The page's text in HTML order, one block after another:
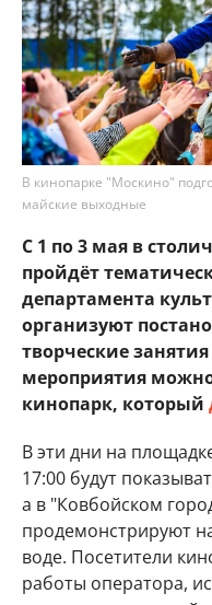
В кинопарке "Москино"
майские выходные
С 1 по 3 мая в
пройдёт
департамента
организуют
творческие
мероприятия
кинопарк, который
В эти дни на
17:00 будут
а в "Ковбойском
продемонстрируют
воде. Посетители
работы оператора,